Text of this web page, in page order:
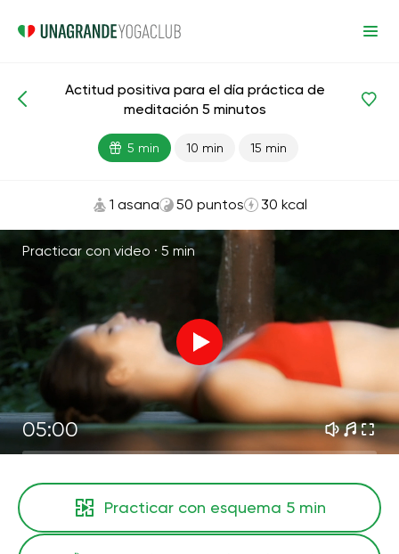
Meditaciones y respiración Felicidad
Actitud positiva para el día práctica de
meditación 5 minutos
5 min 10 min 15 min
1 asana 50 puntos 30 kcal
Practicar con video · 5 min
05:00
Practicar con esquema 5 min